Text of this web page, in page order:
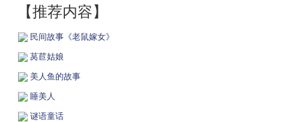
【推荐内容】
民间故事《老鼠嫁女》
莴苣姑娘
美人鱼的故事
睡美人
谜语童话